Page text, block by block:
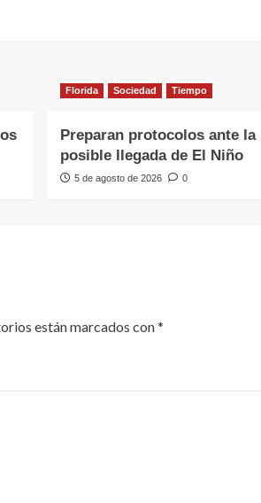
Florida Sociedad Tiempo
Preparan protocolos ante la
posible llegada de El Niño
5 de agosto de 2026 0
están marcados con*